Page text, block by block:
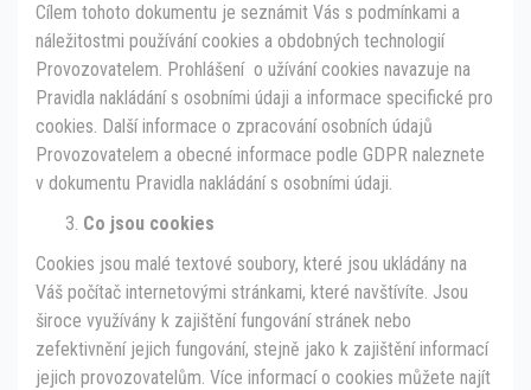
Cílem tohoto dokumentu je seznámit Vás s podmínkami a
náležitostmi používání cookies a obdobných technologií
Provozovatelem. Prohlášení o užívání cookies navazuje na
Pravidla nakládání s osobními údaji a informace specifické pro
cookies. Další informace o zpracování osobních údajů
Provozovatelem a obecné informace podle GDPR naleznete
v dokumentu Pravidla nakládání s osobními údaji.
Co jsou cookies
Cookies jsou malé textové soubory, které jsou ukládány na
Váš počítač internetovými stránkami, které navštívíte. Jsou
široce využívány k zajištění fungování stránek nebo
zefektivnění jejich fungování, stejně jako k zajištění informací
jejich provozovatelům. Více informací o cookies můžete najít